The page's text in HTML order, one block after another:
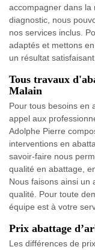
accompagner dans la
diagnostic, nous
nos services inclus.
adaptés et mettons
un résultat
Tous travaux
Malain
Pour tous besoins en
appel aux
Adolphe Pierre
interventions en
savoir-faire nous
qualité en abattage,
Nous faisons ainsi un
qualité. Pour toute
équipe est à votre
Prix abattage
Les différences de